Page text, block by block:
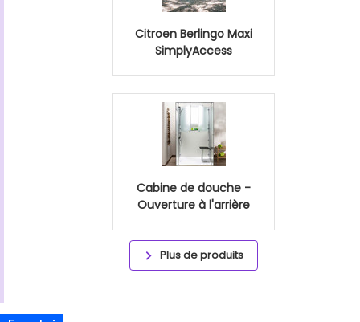
Citroen Berlingo Maxi
SimplyAccess
Cabine de douche -
Ouverture à l'arrière
Plus de produits